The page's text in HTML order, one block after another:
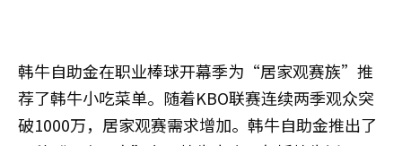
韩牛自助金在职业棒球开幕季为“居家观赛族”推
荐了韩牛小吃菜单。随着KBO联赛连续两季观众突
破1000万，居家观赛需求增加。韩牛自助金推出了